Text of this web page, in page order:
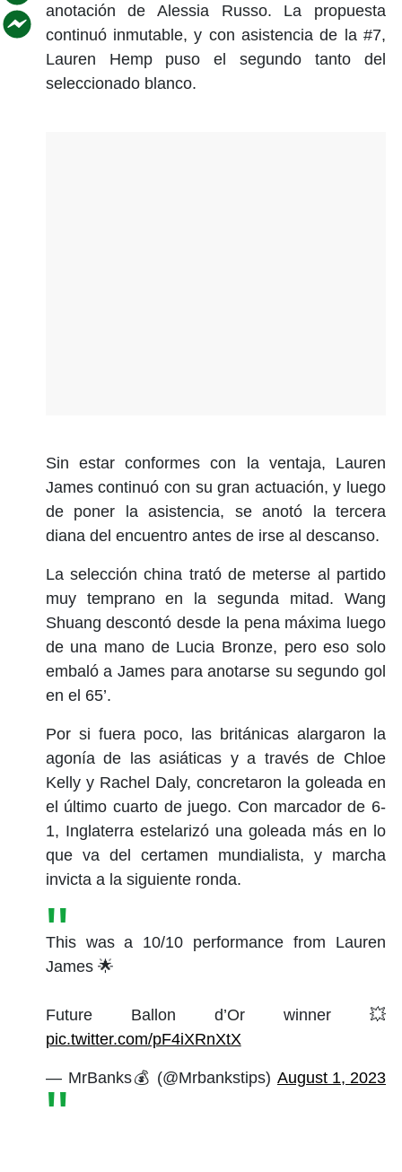
anotación de Alessia Russo. La propuesta
continuó inmutable, y con asistencia de la #7,
Lauren Hemp puso el segundo tanto del
seleccionado blanco.
Sin estar conformes con la ventaja, Lauren
James continuó con su gran actuación, y luego
de poner la asistencia, se anotó la tercera
diana del encuentro antes de irse al descanso.
La selección china trató de meterse al partido
muy temprano en la segunda mitad. Wang
Shuang descontó desde la pena máxima luego
de una mano de Lucia Bronze, pero eso solo
embaló a James para anotarse su segundo gol
en el 65’.
Por si fuera poco, las británicas alargaron la
agonía de las asiáticas y a través de Chloe
Kelly y Rachel Daly, concretaron la goleada en
el último cuarto de juego. Con marcador de 6-
1, Inglaterra estelarizó una goleada más en lo
que va del certamen mundialista, y marcha
invicta a la siguiente ronda.
This was a 10/10 performance from Lauren
James 🌟
Future Ballon d’Or winner 💥
pic.twitter.com/pF4iXRnXtX
— MrBanks💰 (@Mrbankstips) August 1, 2023